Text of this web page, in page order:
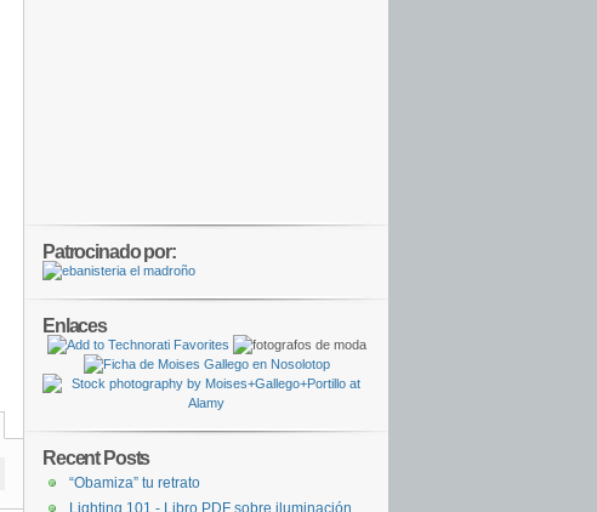
Patrocinado por:
Enlaces
Recent Posts
“Obamiza” tu retrato
Lighting 101 - Libro PDF sobre iluminación